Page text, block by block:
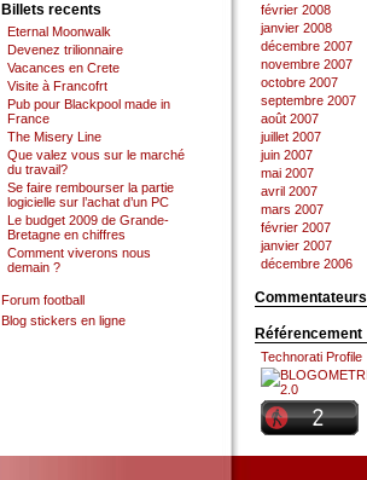
Billets recents
Eternal Moonwalk
Devenez trilionnaire
Vacances en Crete
Visite à Francofrt
Pub pour Blackpool made in
France
The Misery Line
Que valez vous sur le marché
du travail?
Se faire rembourser la partie
logicielle sur l’achat d’un PC
Le budget 2009 de Grande-
Bretagne en chiffres
Comment viverons nous
demain ?
Forum football
Blog stickers en ligne
février 2008
janvier 2008
décembre 2007
novembre 2007
octobre 2007
septembre 2007
août 2007
juillet 2007
juin 2007
mai 2007
avril 2007
mars 2007
février 2007
janvier 2007
décembre 2006
Commentateurs
Référencement
Technorati Profile